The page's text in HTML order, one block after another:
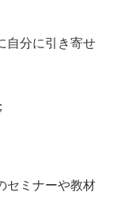
自分に引き寄せ
セミナーや教材